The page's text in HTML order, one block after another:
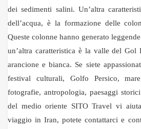
dei sedimenti salini. Un’altra
dell’acqua, è la formazione delle
Queste colonne hanno generato
un’altra caratteristica è la valle del
arancione e bianca. Se siete
festival culturali, Golfo Persico,
fotografie, antropologia, paesaggi
del medio oriente SITO Travel vi
viaggio in Iran, potete contattarci e